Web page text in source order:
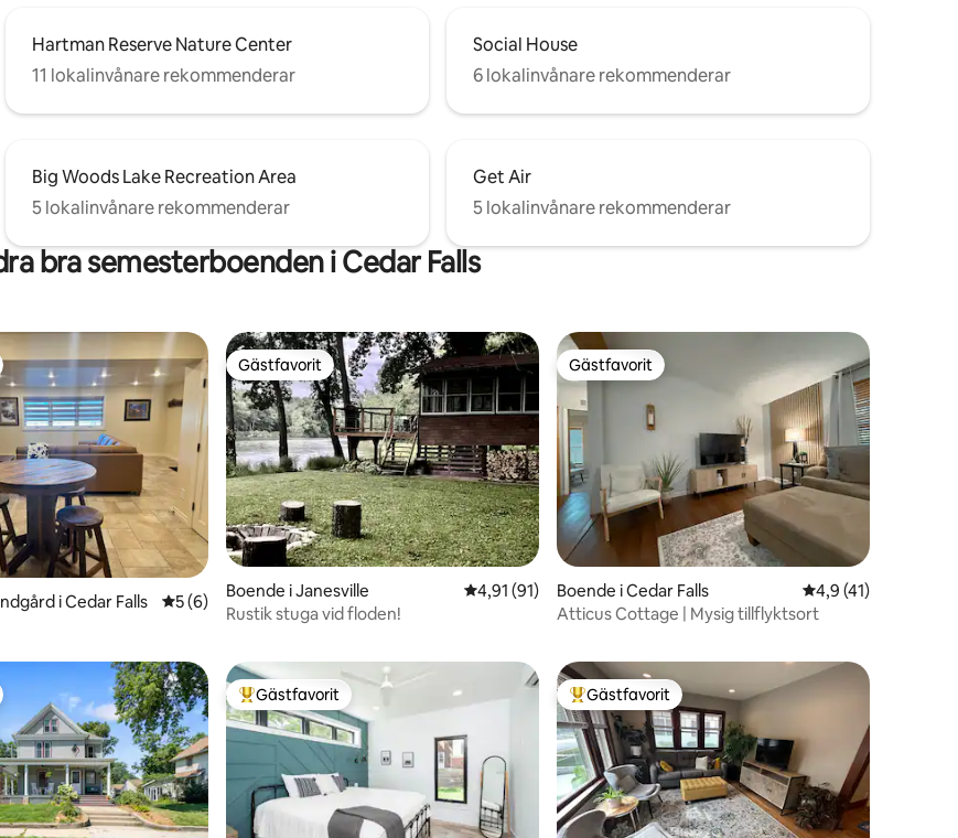
Hartman Reserve Nature Center
11 lokalinvånare rekommenderar
Social House
6 lokalinvånare rekommenderar
Big Woods Lake Recreation Area
5 lokalinvånare rekommenderar
Get Air
5 lokalinvånare rekommenderar
bra semesterboenden i Cedar Falls
i Cedar Falls 5 av 5 i genomsnittligt betyg, 6 omdömen
5 (6)
Gästfavorit
Gästfavorit
Boende i Janesville 4,91 av 5 i genomsnittligt betyg, 91 omdömen
4,91 (91)
Rustik stuga vid floden!
Gästfavorit
Gästfavorit
Boende i Cedar Falls 4,9 av 5 i
4,9 (41)
Atticus Cottage | Mysig tillflyktsort
Populär gästfavorit
Gästfavorit Populär gästfavorit
Gästfavorit